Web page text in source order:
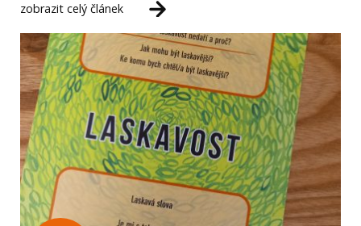
zobrazit celý článek